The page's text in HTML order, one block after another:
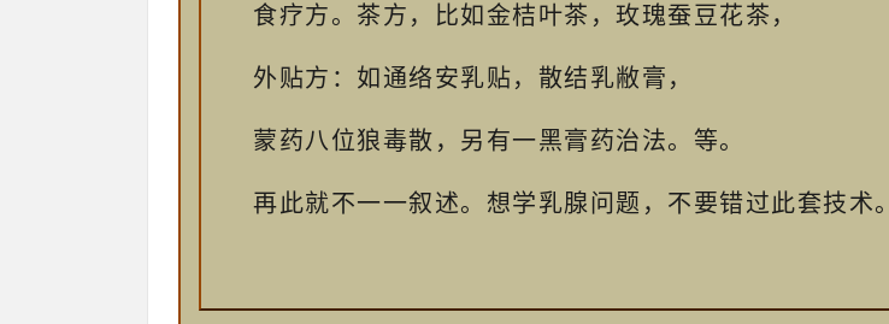
食疗方。茶方，比如金桔叶茶，玫瑰蚕豆花茶，
外贴方：如通络安乳贴，散结乳敝膏，
蒙药八位狼毒散，另有一黑膏药治法。等。
再此就不一一叙述。想学乳腺问题，不要错过此套技术。